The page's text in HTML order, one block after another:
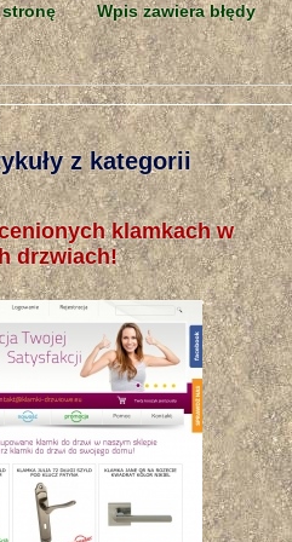
Wpis zawiera błędy
z kategorii
klamkach w
drzwiach!